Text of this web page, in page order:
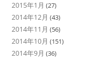
2015年1月 (27)
2014年12月 (43)
2014年11月 (56)
2014年10月 (151)
2014年9月 (36)